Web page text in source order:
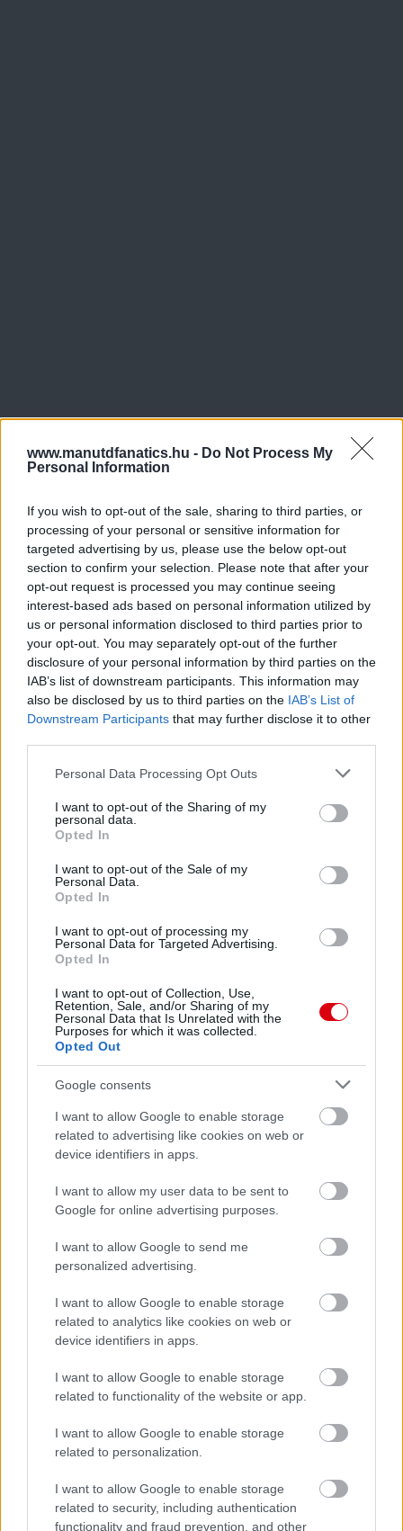
www.manutdfanatics.hu - Do Not Process My
Personal Information
If you wish to opt-out of the sale, sharing to third parties, or
processing of your personal or sensitive information for
targeted advertising by us, please use the below opt-out
section to confirm your selection. Please note that after your
opt-out request is processed you may continue seeing
interest-based ads based on personal information utilized by
us or personal information disclosed to third parties prior to
your opt-out. You may separately opt-out of the further
disclosure of your personal information by third parties on the
IAB’s list of downstream participants. This information may
also be disclosed by us to third parties on the IAB’s List of
Downstream Participants that may further disclose it to other
Please note that this website/app uses one or more Google
not limited to your visit or usage behaviour. You may click to
grant or deny consent to Google and its third-party tags to
use your data for below specified purposes in below Google
consent section.
Personal Data Processing Opt Outs
I want to opt-out of the Sharing of my
personal data.
Opted In
I want to opt-out of the Sale of my
Personal Data.
Opted In
I want to opt-out of processing my
Personal Data for Targeted Advertising.
Opted In
I want to opt-out of Collection, Use,
Retention, Sale, and/or Sharing of my
Personal Data that Is Unrelated with the
Purposes for which it was collected.
Opted Out
Google consents
I want to allow Google to enable storage
related to advertising like cookies on web or
device identifiers in apps.
I want to allow my user data to be sent to
Google for online advertising purposes.
I want to allow Google to send me
personalized advertising.
I want to allow Google to enable storage
related to analytics like cookies on web or
device identifiers in apps.
I want to allow Google to enable storage
related to functionality of the website or app.
I want to allow Google to enable storage
related to personalization.
I want to allow Google to enable storage
related to security, including authentication
functionality and fraud prevention, and other
Meccs Center
Paris Saint-Germain
vs
Manchester United
Felkészülési szezon 4. mérkőzés
Nya Ullevi, Göteborg
2026-08-08 17:00
Leeds UnitedvsManchester United2026-08-12 20:30
ELŐZŐ MÉRKŐZÉSEK
Támogatás
Támogasd adományoddal
a ManUtdFanatics.hu működését!
Kapcsolódó hírek